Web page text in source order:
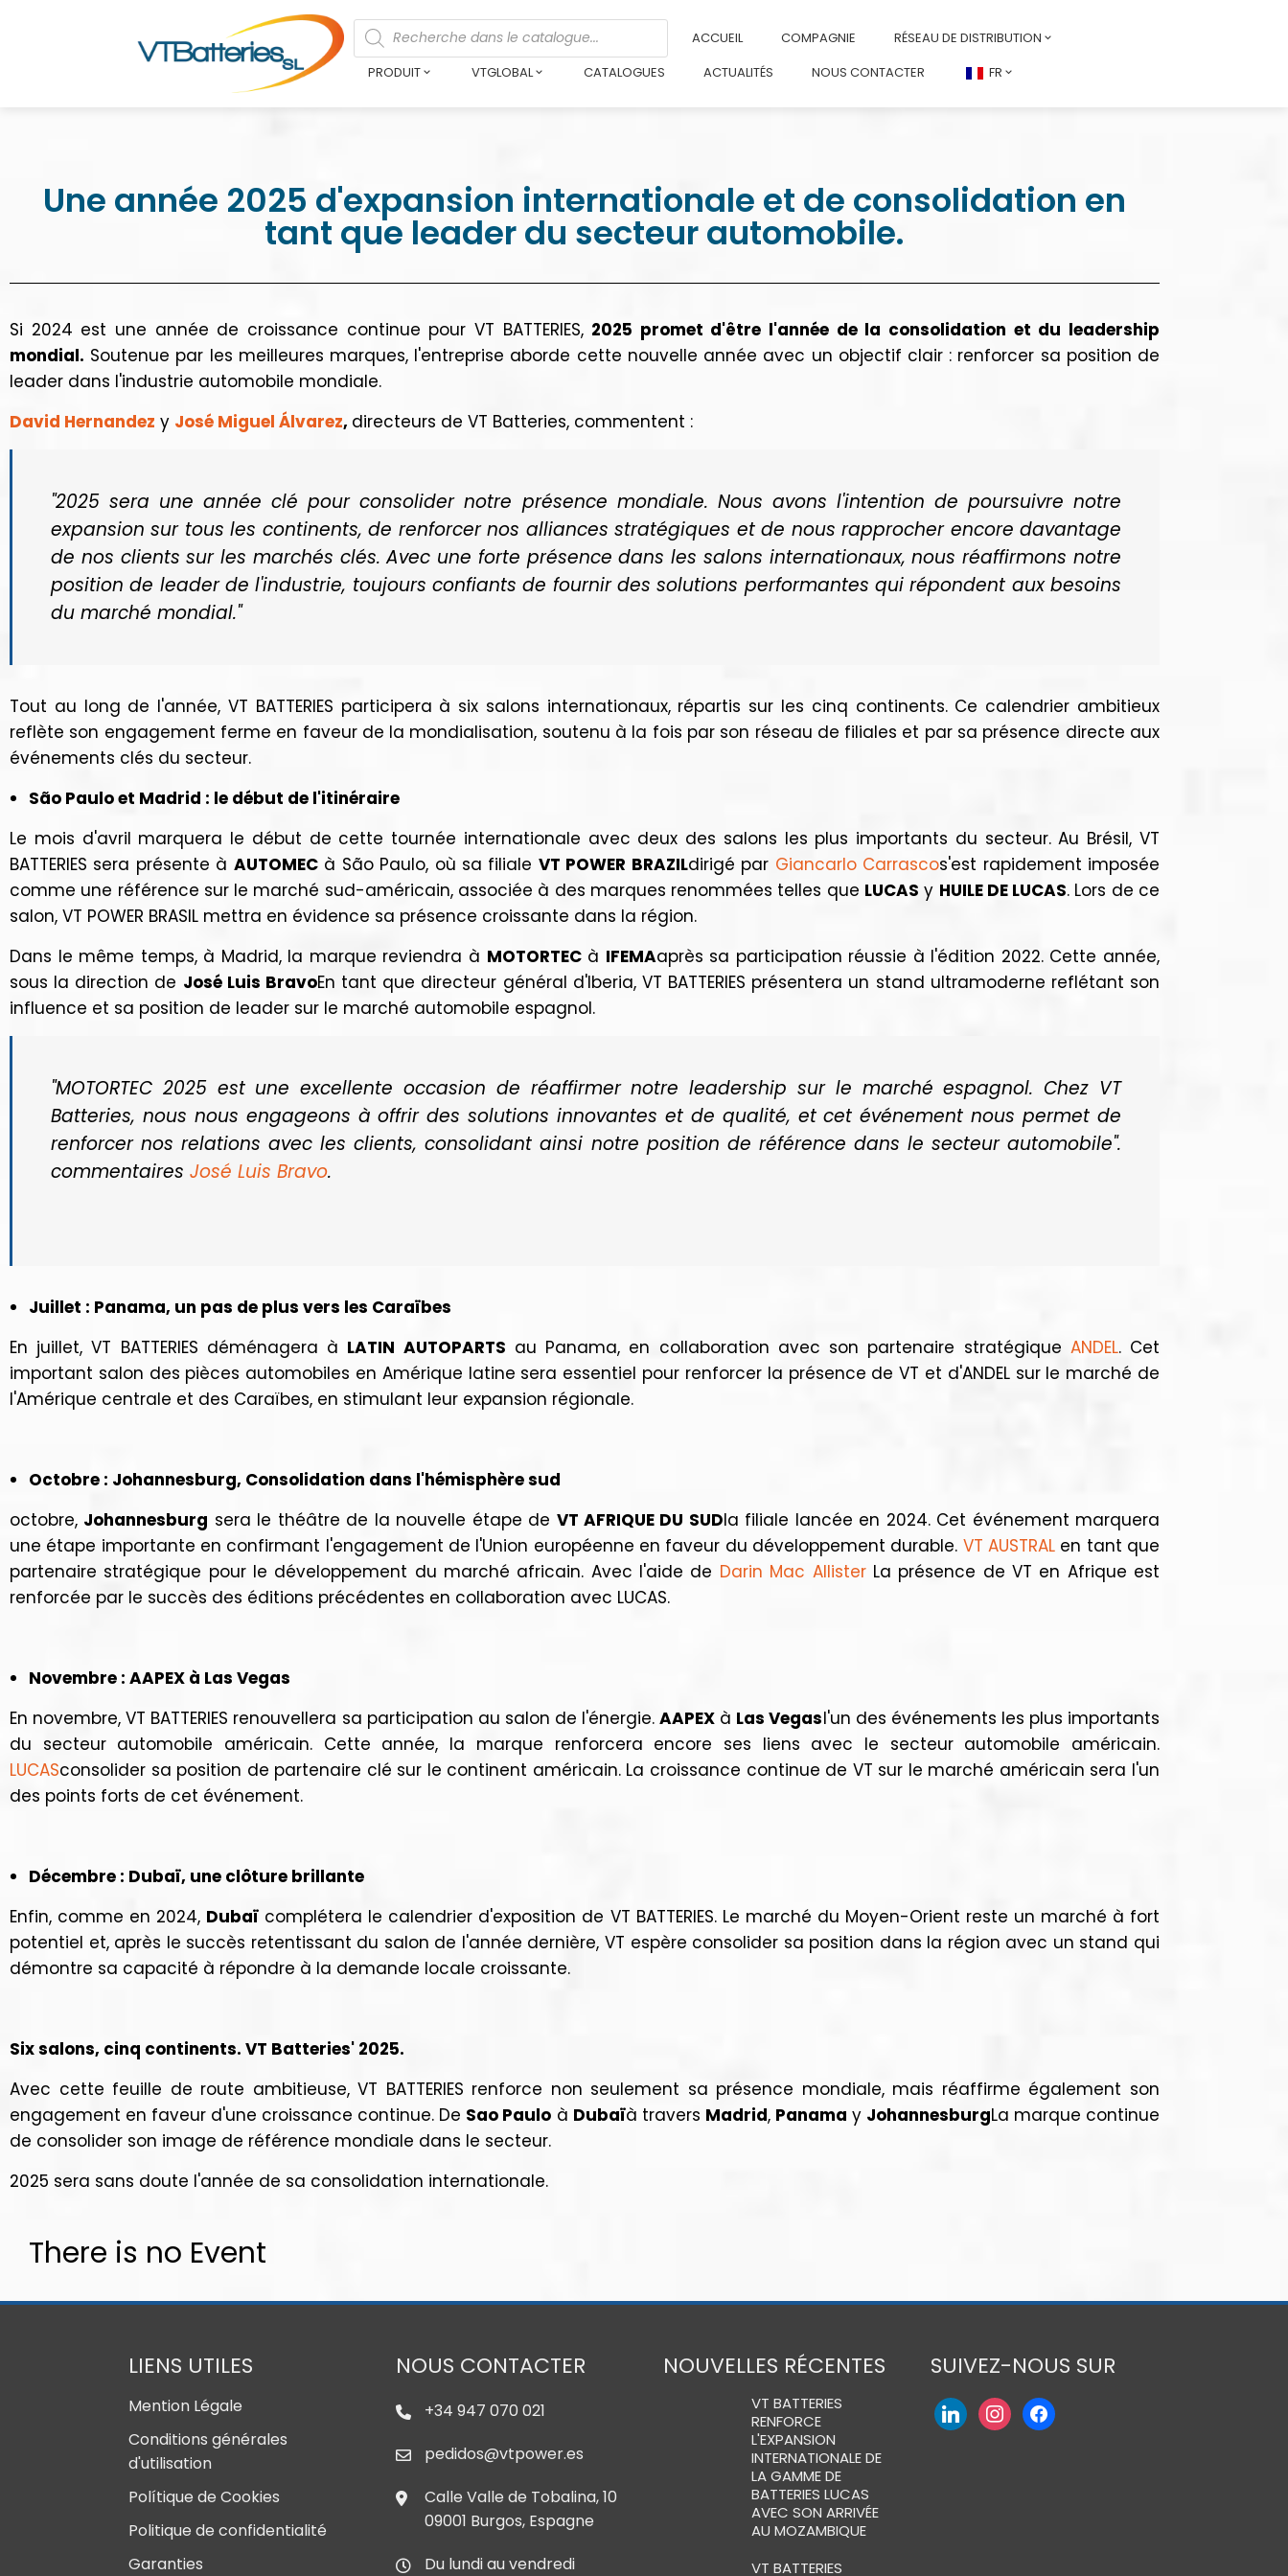
ACCUEIL COMPAGNIE
RÉSEAU DE DISTRIBUTION
PRODUIT
VTGLOBAL CATALOGUES ACTUALITÉS NOUS CONTACTER FR
Une année 2025 d'expansion internationale et de consolidation en
tant que leader du secteur automobile.
Si 2024 est une année de croissance continue pour VT BATTERIES, 2025 promet d'être l'année de la consolidation et du leadership
mondial. Soutenue par les meilleures marques, l'entreprise aborde cette nouvelle année avec un objectif clair : renforcer sa position de
leader dans l'industrie automobile mondiale.
David Hernandez y José Miguel Álvarez, directeurs de VT Batteries, commentent :
"2025 sera une année clé pour consolider notre présence mondiale. Nous avons l'intention de poursuivre notre
expansion sur tous les continents, de renforcer nos alliances stratégiques et de nous rapprocher encore davantage
de nos clients sur les marchés clés. Avec une forte présence dans les salons internationaux, nous réaffirmons notre
position de leader de l'industrie, toujours confiants de fournir des solutions performantes qui répondent aux besoins
du marché mondial."
Tout au long de l'année, VT BATTERIES participera à six salons internationaux, répartis sur les cinq continents. Ce calendrier ambitieux
reflète son engagement ferme en faveur de la mondialisation, soutenu à la fois par son réseau de filiales et par sa présence directe aux
événements clés du secteur.
São Paulo et Madrid : le début de l'itinéraire
Le mois d'avril marquera le début de cette tournée internationale avec deux des salons les plus importants du secteur. Au Brésil, VT
BATTERIES sera présente à AUTOMECà São Paulo, où sa filiale VT POWER BRAZILdirigé par Giancarlo Carrascos'est rapidement imposée
comme une référence sur le marché sud-américain, associée à des marques renommées telles que LUCAS y HUILE DE LUCAS. Lors de ce
salon, VT POWER BRASIL mettra en évidence sa présence croissante dans la région.
Dans le même temps, à Madrid, la marque reviendra à MOTORTECà IFEMAaprès sa participation réussie à l'édition 2022. Cette année,
sous la direction de José Luis BravoEn tant que directeur général d'Iberia, VT BATTERIES présentera un stand ultramoderne reflétant son
influence et sa position de leader sur le marché automobile espagnol.
"MOTORTEC 2025 est une excellente occasion de réaffirmer notre leadership sur le marché espagnol. Chez VT
Batteries, nous nous engageons à offrir des solutions innovantes et de qualité, et cet événement nous permet de
renforcer nos relations avec les clients, consolidant ainsi notre position de référence dans le secteur automobile".
commentaires José Luis Bravo.
Juillet : Panama, un pas de plus vers les Caraïbes
En juillet, VT BATTERIES déménagera à LATIN AUTOPARTS au Panama, en collaboration avec son partenaire stratégique ANDEL. Cet
important salon des pièces automobiles en Amérique latine sera essentiel pour renforcer la présence de VT et d'ANDEL sur le marché de
l'Amérique centrale et des Caraïbes, en stimulant leur expansion régionale.
Octobre : Johannesburg, Consolidation dans l'hémisphère sud
octobre, Johannesburg sera le théâtre de la nouvelle étape de VT AFRIQUE DU SUDla filiale lancée en 2024. Cet événement marquera
une étape importante en confirmant l'engagement de l'Union européenne en faveur du développement durable. VT AUSTRAL en tant que
partenaire stratégique pour le développement du marché africain. Avec l'aide de Darin Mac AllisterLa présence de VT en Afrique est
renforcée par le succès des éditions précédentes en collaboration avec LUCAS.
Novembre : AAPEX à Las Vegas
En novembre, VT BATTERIES renouvellera sa participation au salon de l'énergie.AAPEX à Las Vegasl'un des événements les plus importants
du secteur automobile américain. Cette année, la marque renforcera encore ses liens avec le secteur automobile américain.
LUCASconsolider sa position de partenaire clé sur le continent américain. La croissance continue de VT sur le marché américain sera l'un
des points forts de cet événement.
Décembre : Dubaï, une clôture brillante
Enfin, comme en 2024, Dubaï complétera le calendrier d'exposition de VT BATTERIES. Le marché du Moyen-Orient reste un marché à fort
potentiel et, après le succès retentissant du salon de l'année dernière, VT espère consolider sa position dans la région avec un stand qui
démontre sa capacité à répondre à la demande locale croissante.
Six salons, cinq continents. VT Batteries' 2025.
Avec cette feuille de route ambitieuse, VT BATTERIES renforce non seulement sa présence mondiale, mais réaffirme également son
engagement en faveur d'une croissance continue. De Sao Paulo à Dubaïà travers Madrid, Panama y JohannesburgLa marque continue
de consolider son image de référence mondiale dans le secteur.
2025 sera sans doute l'année de sa consolidation internationale.
There is no Event
LIENS UTILES
Mention Légale
Conditions générales
d'utilisation
Polítique de Cookies
Politique de confidentialité
Garanties
NOUS CONTACTER
+34 947 070 021
pedidos@vtpower.es
Calle Valle de Tobalina, 10
09001 Burgos, Espagne
Du lundi au vendredi
NOUVELLES RÉCENTES
VT BATTERIES
RENFORCE
L'EXPANSION
INTERNATIONALE DE
LA GAMME DE
BATTERIES LUCAS
AVEC SON ARRIVÉE
AU MOZAMBIQUE
VT BATTERIES
SUIVEZ-NOUS SUR